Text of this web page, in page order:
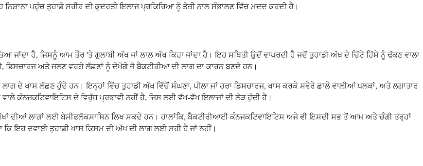
ਪਹੁੰਚ ਤੁਹਾਡੇ ਸਰੀਰ ਦੀ ਕੁਦਰਤੀ ਇਲਾਜ ਪ੍ਰਕਿਰਿਆ ਨੂੰ ਤੇਜ਼ੀ ਨਾਲ ਸੰਭਾਲਣ ਵਿੱਚ ਮਦਦ ਕਰਦੀ ਹੈ।
ਹੈ, ਜਿਸਨੂੰ ਆਮ ਤੌਰ 'ਤੇ ਗੁਲਾਬੀ ਅੱਖ ਜਾਂ ਲਾਲ ਅੱਖ ਕਿਹਾ ਜਾਂਦਾ ਹੈ। ਇਹ ਸਥਿਤੀ ਉਦੋਂ ਵਾਪਰਦੀ ਹੈ ਜਦੋਂ ਤੁਹਾਡੀ ਅੱਖ ਦੇ ਚਿੱਟੇ ਹਿੱਸੇ ਨੂੰ ਢੱਕਣ ਵਾਲਾ
ਡਿਸਚਾਰਜ ਅਤੇ ਜਲਣ ਵਰਗੇ ਲੱਛਣਾਂ ਨੂੰ ਦੇਖੋਗੇ ਜੋ ਬੈਕਟੀਰੀਆ ਦੀ ਲਾਗ ਦਾ ਕਾਰਨ ਬਣਦੇ ਹਨ।
ਦੇ ਖਾਸ ਲੱਛਣ ਹੁੰਦੇ ਹਨ। ਇਨ੍ਹਾਂ ਵਿੱਚ ਤੁਹਾਡੀ ਅੱਖ ਵਿੱਚੋਂ ਸੰਘਣਾ, ਪੀਲਾ ਜਾਂ ਹਰਾ ਡਿਸਚਾਰਜ, ਖਾਸ ਕਰਕੇ ਸਵੇਰੇ ਛਾਲੇ ਵਾਲੀਆਂ ਪਲਕਾਂ, ਅਤੇ ਲਗਾਤਾਰ
ਕੰਨਜਕਟਿਵਾਇਟਿਸ ਦੇ ਵਿਰੁੱਧ ਪ੍ਰਭਾਵੀ ਨਹੀਂ ਹੈ, ਜਿਸ ਲਈ ਵੱਖ-ਵੱਖ ਇਲਾਜਾਂ ਦੀ ਲੋੜ ਹੁੰਦੀ ਹੈ।
ਦੀਆਂ ਲਾਗਾਂ ਲਈ ਬੇਸੀਫਲੋਕਸਾਸਿਨ ਲਿਖ ਸਕਦੇ ਹਨ। ਹਾਲਾਂਕਿ, ਬੈਕਟੀਰੀਆਈ ਕੰਨਜਕਟਿਵਾਇਟਿਸ ਅਜੇ ਵੀ ਇਸਦੀ ਸਭ ਤੋਂ ਆਮ ਅਤੇ ਚੰਗੀ ਤਰ੍ਹਾਂ
ਇਹ ਦਵਾਈ ਤੁਹਾਡੀ ਖਾਸ ਕਿਸਮ ਦੀ ਅੱਖ ਦੀ ਲਾਗ ਲਈ ਸਹੀ ਹੈ ਜਾਂ ਨਹੀਂ।